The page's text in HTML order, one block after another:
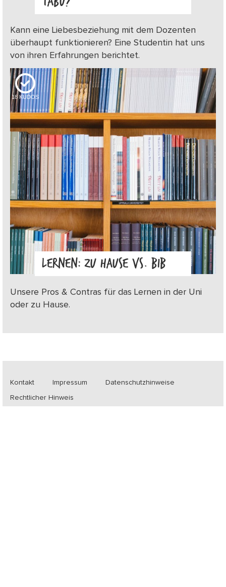
Kann eine Liebesbeziehung mit dem Dozenten
überhaupt funktionieren? Eine Studentin hat uns
von ihren Erfahrungen berichtet.
18 KUDOS
LERNEN: ZU HAUSE VS. BIB
Unsere Pros & Contras für das Lernen in der Uni
oder zu Hause.
Kontakt Impressum Datenschutzhinweise
Rechtlicher Hinweis